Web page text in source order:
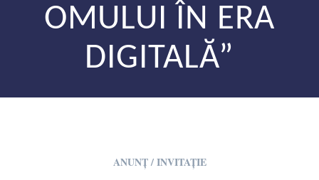
OMULUI ÎN ERA
DIGITALĂ”
ANUNȚ / INVITAȚIE